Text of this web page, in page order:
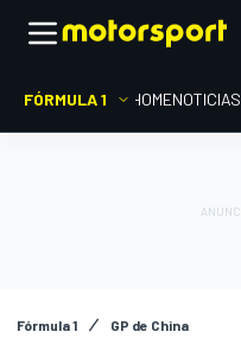
FÓRMULA 1 HOMENOTICIAS
Fórmula 1 GP de China